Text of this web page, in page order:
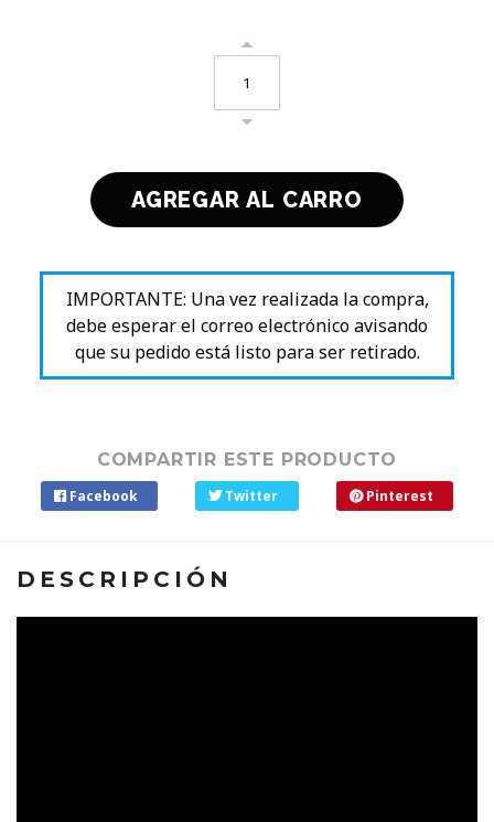
IMPORTANTE: Una vez realizada la compra,
debe esperar el correo electrónico avisando
que su pedido está listo para ser retirado.
COMPARTIR ESTE PRODUCTO
Facebook Twitter Pinterest
DESCRIPCIÓN